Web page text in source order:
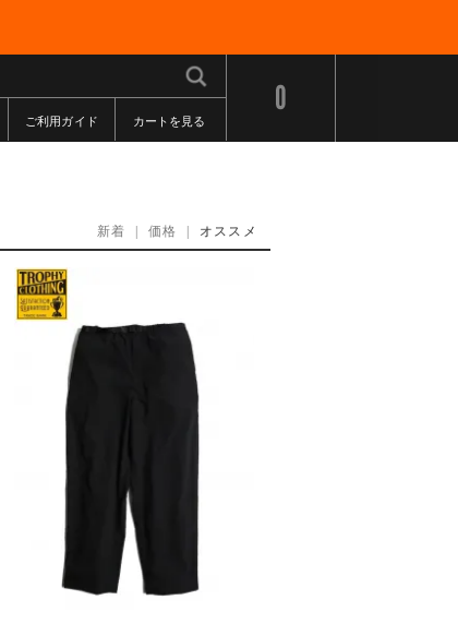
0
ご利用ガイド カートを見る
新着 価格 オススメ